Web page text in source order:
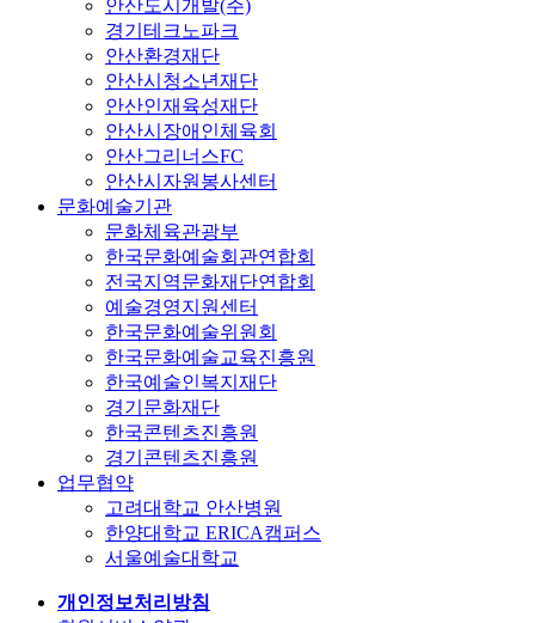
안산도시개발(주)
경기테크노파크
안산환경재단
안산시청소년재단
안산인재육성재단
안산시장애인체육회
안산그리너스FC
안산시자원봉사센터
문화예술기관
문화체육관광부
한국문화예술회관연합회
전국지역문화재단연합회
예술경영지원센터
한국문화예술위원회
한국문화예술교육진흥원
한국예술인복지재단
경기문화재단
한국콘텐츠진흥원
경기콘텐츠진흥원
업무협약
고려대학교 안산병원
한양대학교 ERICA캠퍼스
서울예술대학교
개인정보처리방침